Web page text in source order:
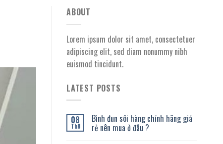
ABOUT
Lorem ipsum dolor sit amet, consectetuer
adipiscing elit, sed diam nonummy nibh
euismod tincidunt.
LATEST POSTS
08
Th8
Bình đun sôi hàng chính hãng giá
rẻ nên mua ở đâu ?